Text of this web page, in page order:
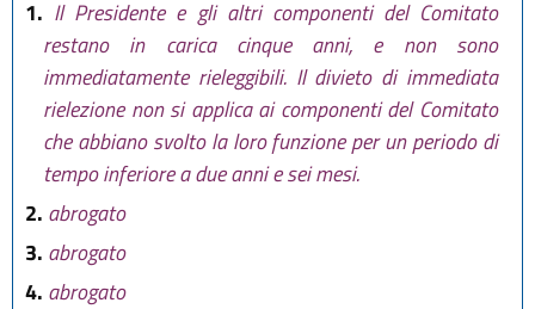
1. Il Presidente e gli altri componenti del Comitato
restano in carica cinque anni, e non sono
immediatamente rieleggibili. Il divieto di immediata
rielezione non si applica ai componenti del Comitato
che abbiano svolto la loro funzione per un periodo di
tempo inferiore a due anni e sei mesi.
2. abrogato
3. abrogato
4. abrogato